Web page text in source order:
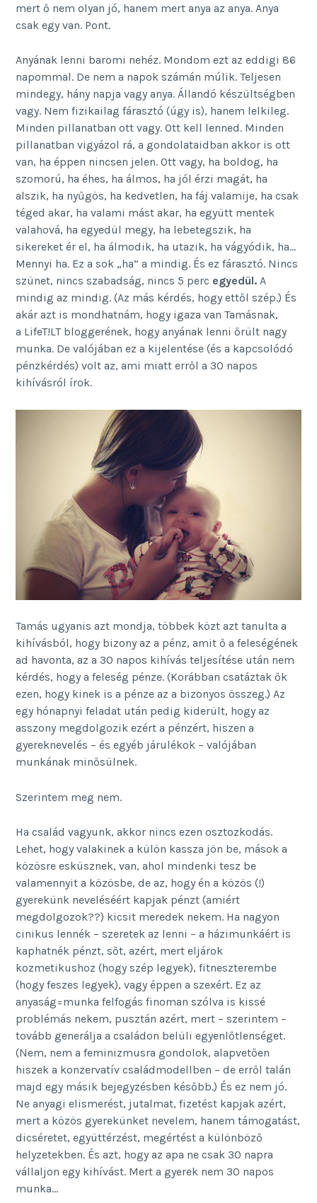
mert ő nem olyan jó, hanem mert anya az anya. Anya
csak egy van. Pont.
Anyának lenni baromi nehéz. Mondom ezt az eddigi 86
napommal. De nem a napok számán múlik. Teljesen
mindegy, hány napja vagy anya. Állandó készültségben
vagy. Nem fizikailag fárasztó (úgy is), hanem lelkileg.
Minden pillanatban ott vagy. Ott kell lenned. Minden
pillanatban vigyázol rá, a gondolataidban akkor is ott
van, ha éppen nincsen jelen. Ott vagy, ha boldog, ha
szomorú, ha éhes, ha álmos, ha jól érzi magát, ha
alszik, ha nyűgös, ha kedvetlen, ha fáj valamije, ha csak
téged akar, ha valami mást akar, ha együtt mentek
valahová, ha egyedül megy, ha lebetegszik, ha
sikereket ér el, ha álmodik, ha utazik, ha vágyódik, ha…
Mennyi ha. Ez a sok „ha” a mindig. És ez fárasztó. Nincs
szünet, nincs szabadság, nincs 5 perc egyedül. A
mindig az mindig. (Az más kérdés, hogy ettől szép.) És
akár azt is mondhatnám, hogy igaza van Tamásnak,
a LifeT!LT bloggerének, hogy anyának lenni őrült nagy
munka. De valójában ez a kijelentése (és a kapcsolódó
pénzkérdés) volt az, ami miatt erről a 30 napos
kihívásról írok.
Tamás ugyanis azt mondja, többek közt azt tanulta a
kihívásból, hogy bizony az a pénz, amit ő a feleségének
ad havonta, az a 30 napos kihívás teljesítése után nem
kérdés, hogy a feleség pénze. (Korábban csatáztak ők
ezen, hogy kinek is a pénze az a bizonyos összeg.) Az
egy hónapnyi feladat után pedig kiderült, hogy az
asszony megdolgozik ezért a pénzért, hiszen a
gyereknevelés – és egyéb járulékok – valójában
munkának minősülnek.
Szerintem meg nem.
Ha család vagyunk, akkor nincs ezen osztozkodás.
Lehet, hogy valakinek a külön kassza jön be, mások a
közösre esküsznek, van, ahol mindenki tesz be
valamennyit a közösbe, de az, hogy én a közös (!)
gyerekünk neveléséért kapjak pénzt (amiért
megdolgozok??) kicsit meredek nekem. Ha nagyon
cinikus lennék – szeretek az lenni – a házimunkáért is
kaphatnék pénzt, sőt, azért, mert eljárok
kozmetikushoz (hogy szép legyek), fitneszterembe
(hogy feszes legyek), vagy éppen a szexért. Ez az
anyaság=munka felfogás finoman szólva is kissé
problémás nekem, pusztán azért, mert – szerintem –
tovább generálja a családon belüli egyenlőtlenséget.
(Nem, nem a feminizmusra gondolok, alapvetően
hiszek a konzervatív családmodellben – de erről talán
majd egy másik bejegyzésben később.) És ez nem jó.
Ne anyagi elismerést, jutalmat, fizetést kapjak azért,
mert a közös gyerekünket nevelem, hanem támogatást,
dicséretet, együttérzést, megértést a különböző
helyzetekben. És azt, hogy az apa ne csak 30 napra
vállaljon egy kihívást. Mert a gyerek nem 30 napos
munka…